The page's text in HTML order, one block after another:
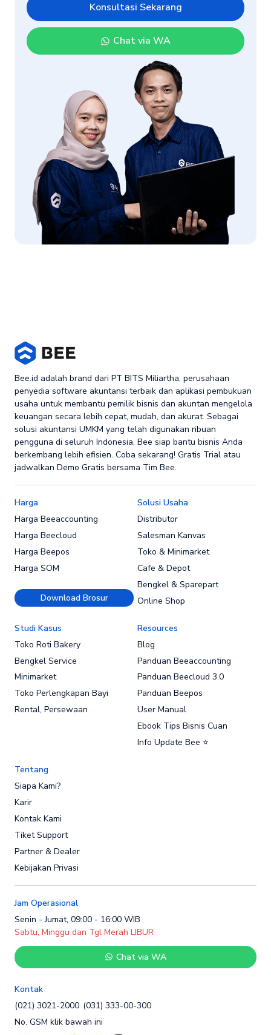
Konsultasi Sekarang
Chat via WA
Bee.id adalah brand dari PT BITS Miliartha, perusahaan
penyedia software akuntansi terbaik dan aplikasi pembukuan
usaha untuk membantu pemilik bisnis dan akuntan mengelola
keuangan secara lebih cepat, mudah, dan akurat. Sebagai
solusi akuntansi UMKM yang telah digunakan ribuan
pengguna di seluruh Indonesia, Bee siap bantu bisnis Anda
berkembang lebih efisien. Coba sekarang! Gratis Trial atau
jadwalkan Demo Gratis bersama Tim Bee.
Harga
Harga Beeaccounting
Harga Beecloud
Harga Beepos
Harga SOM
Download Brosur
Solusi Usaha
Distributor
Salesman Kanvas
Toko & Minimarket
Cafe & Depot
Bengkel & Sparepart
Online Shop
Studi Kasus
Toko Roti Bakery
Bengkel Service
Minimarket
Toko Perlengkapan Bayi
Rental, Persewaan
Resources
Blog
Panduan Beeaccounting
Panduan Beecloud 3.0
Panduan Beepos
User Manual
Ebook Tips Bisnis Cuan
Info Update Bee ⭐
Tentang
Siapa Kami?
Karir
Kontak Kami
Tiket Support
Partner & Dealer
Kebijakan Privasi
Jam Operasional
Senin - Jumat, 09:00 - 16:00 WIB
Sabtu, Minggu dan Tgl Merah LIBUR
Chat via WA
Kontak
(021) 3021-2000 (031) 333-00-300
No. GSM klik bawah ini